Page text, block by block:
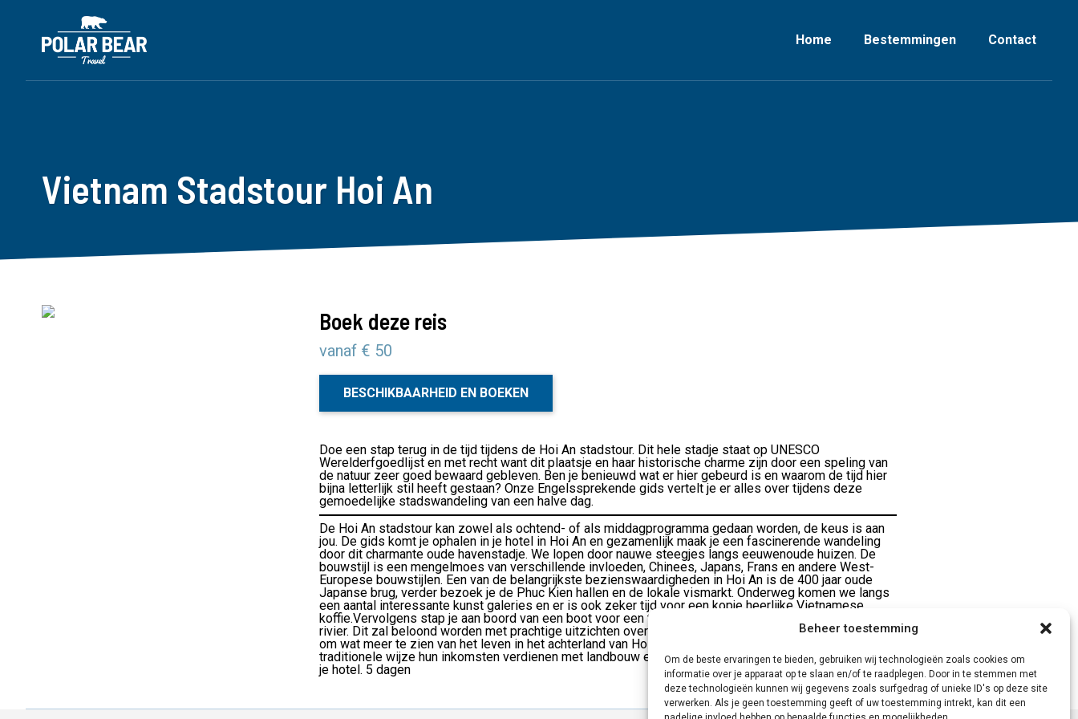
Beheer toestemming
Om de beste ervaringen te bieden, gebruiken wij technologieën zoals cookies om
informatie over je apparaat op te slaan en/of te raadplegen. Door in te stemmen met
deze technologieën kunnen wij gegevens zoals surfgedrag of unieke ID's op deze site
verwerken. Als je geen toestemming geeft of uw toestemming intrekt, kan dit een
Home Bestemmingen Contact
Vietnam Stadstour Hoi An
Boek deze reis
vanaf € 50
BESCHIKBAARHEID EN BOEKEN
Doe een stap terug in de tijd tijdens de Hoi An stadstour. Dit hele stadje staat op UNESCO
Werelderfgoedlijst en met recht want dit plaatsje en haar historische charme zijn door een speling van
de natuur zeer goed bewaard gebleven. Ben je benieuwd wat er hier gebeurd is en waarom de tijd hier
bijna letterlijk stil heeft gestaan? Onze Engelssprekende gids vertelt je er alles over tijdens deze
gemoedelijke stadswandeling van een halve dag.
De Hoi An stadstour kan zowel als ochtend- of als middagprogramma gedaan worden, de keus is aan
jou. De gids komt je ophalen in je hotel in Hoi An en gezamenlijk maak je een fascinerende wandeling
door dit charmante oude havenstadje. We lopen door nauwe steegjes langs eeuwenoude huizen. De
bouwstijl is een mengelmoes van verschillende invloeden, Chinees, Japans, Frans en andere West-
Europese bouwstijlen. Een van de belangrijkste bezienswaardigheden in Hoi An is de 400 jaar oude
Japanse brug, verder bezoek je de Phuc Kien hallen en de lokale vismarkt. Onderweg komen we langs
een aantal interessante kunst galeries en er is ook zeker tijd voor een kopje heerlijke Vietnamese
koffie.Vervolgens stap je aan boord van een boot voor een tochtje van ongeveer 2 uur over de Thu Bon
rivier. Dit zal beloond worden met prachtige uitzichten over het platteland, een heerlijke relaxte manier
om wat meer te zien van het leven in het achterland van Hoi An waar veel mensen nog altijd op
traditionele wijze hun inkomsten verdienen met landbouw en visserij. Hierna word je teruggebracht naar
je hotel. 5 dagen